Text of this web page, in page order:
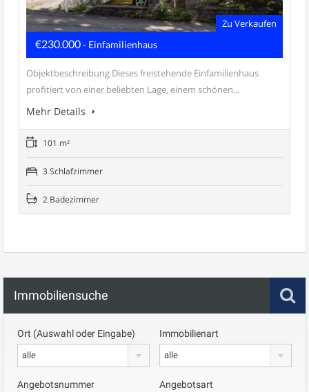
Zu Verkaufen
€230.000- Einfamilienhaus
Objektbeschreibung Dieses freistehende Einfamilienhaus
profitiert von einer beliebten Lage, einem schönen...
Mehr Details
101 m²
3 Schlafzimmer
2 Badezimmer
Immobiliensuche
Ort (Auswahl oder Eingabe)
alle
Immobilienart
alle
Angebotsnummer Angebotsart